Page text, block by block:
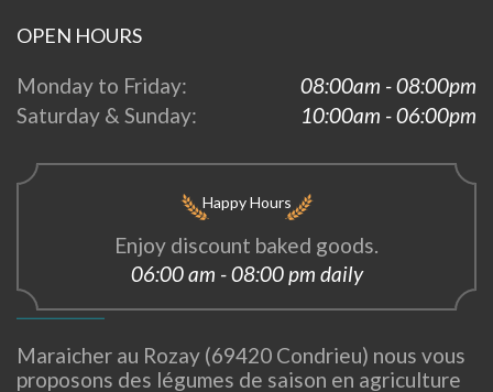
OPEN HOURS
Monday to Friday:
08:00am - 08:00pm
Saturday & Sunday:
10:00am - 06:00pm
Happy Hours
Enjoy discount baked goods.
06:00 am - 08:00 pm daily
Maraicher au Rozay (69420 Condrieu) nous vous
proposons des légumes de saison en agriculture